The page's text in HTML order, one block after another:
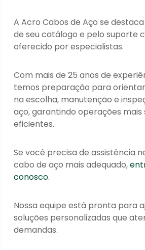
A Acro Cabos de Aço se
de seu catálogo e pelo suporte
oferecido por especialistas.
Com mais de 25 anos de
temos preparação para
na escolha, manutenção e
aço, garantindo operações mais
eficientes.
Se você precisa de assistência
cabo de aço mais adequado,
conosco.
Nossa equipe está pronta para
soluções personalizadas que
demandas.